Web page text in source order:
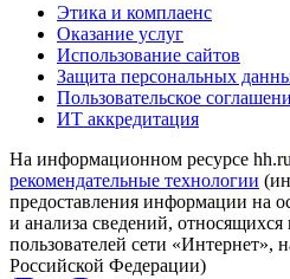
Этика и комплаенс
Оказание услуг
Использование сайтов
Защита персональных
Пользовательское
ИТ аккредитация
На информационном ресурсе hh.ru
рекомендательные технологии
предоставления информации на
и анализа сведений,
пользователей сети «Интернет»,
Российской Федерации)